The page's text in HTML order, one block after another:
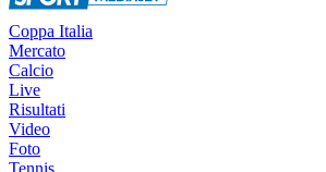
Coppa Italia
Mercato
Calcio
Live
Risultati
Video
Foto
Tennis